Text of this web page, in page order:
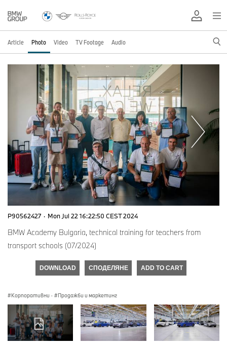
Article Photo Video TV Footage Audio
P90562427 · Mon Jul 22 16:22:50 CEST 2024
BMW Academy Bulgaria, technical training for teachers from
transport schools (07/2024)
DOWNLOAD СПОДЕЛЯНЕ ADD TO CART
Корпоративни · Продажби и маркетинг